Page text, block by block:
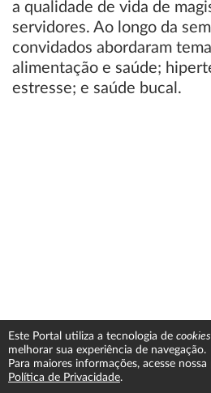
a qualidade de vida de
servidores. Ao longo da
convidados abordaram
alimentação e saúde;
estresse; e saúde bucal.
Este Portal utiliza a tecnologia de cookies
melhorar sua experiência de navegação.
Para maiores informações, acesse nossa
Política de Privacidade.